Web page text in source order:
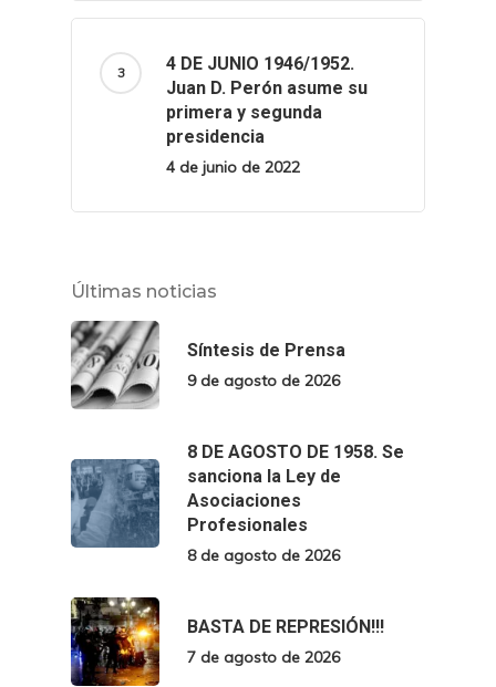
4 DE JUNIO 1946/1952.
Juan D. Perón asume su
primera y segunda
presidencia
4 de junio de 2022
Últimas noticias
Síntesis de Prensa
9 de agosto de 2026
8 DE AGOSTO DE 1958. Se
sanciona la Ley de
Asociaciones
Profesionales
8 de agosto de 2026
BASTA DE REPRESIÓN!!!
7 de agosto de 2026